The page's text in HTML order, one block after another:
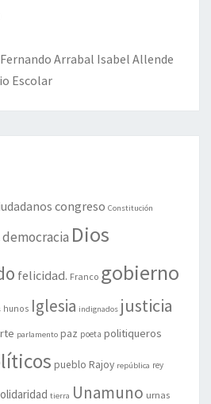
Fernando Arrabal Isabel Allende
Escolar
congreso Constitución
democracia Dios
felicidad. Franco gobierno
hunos Iglesia indignados justicia
parlamento paz poeta politiqueros
pueblo Rajoy república rey
tierra Unamuno urnas